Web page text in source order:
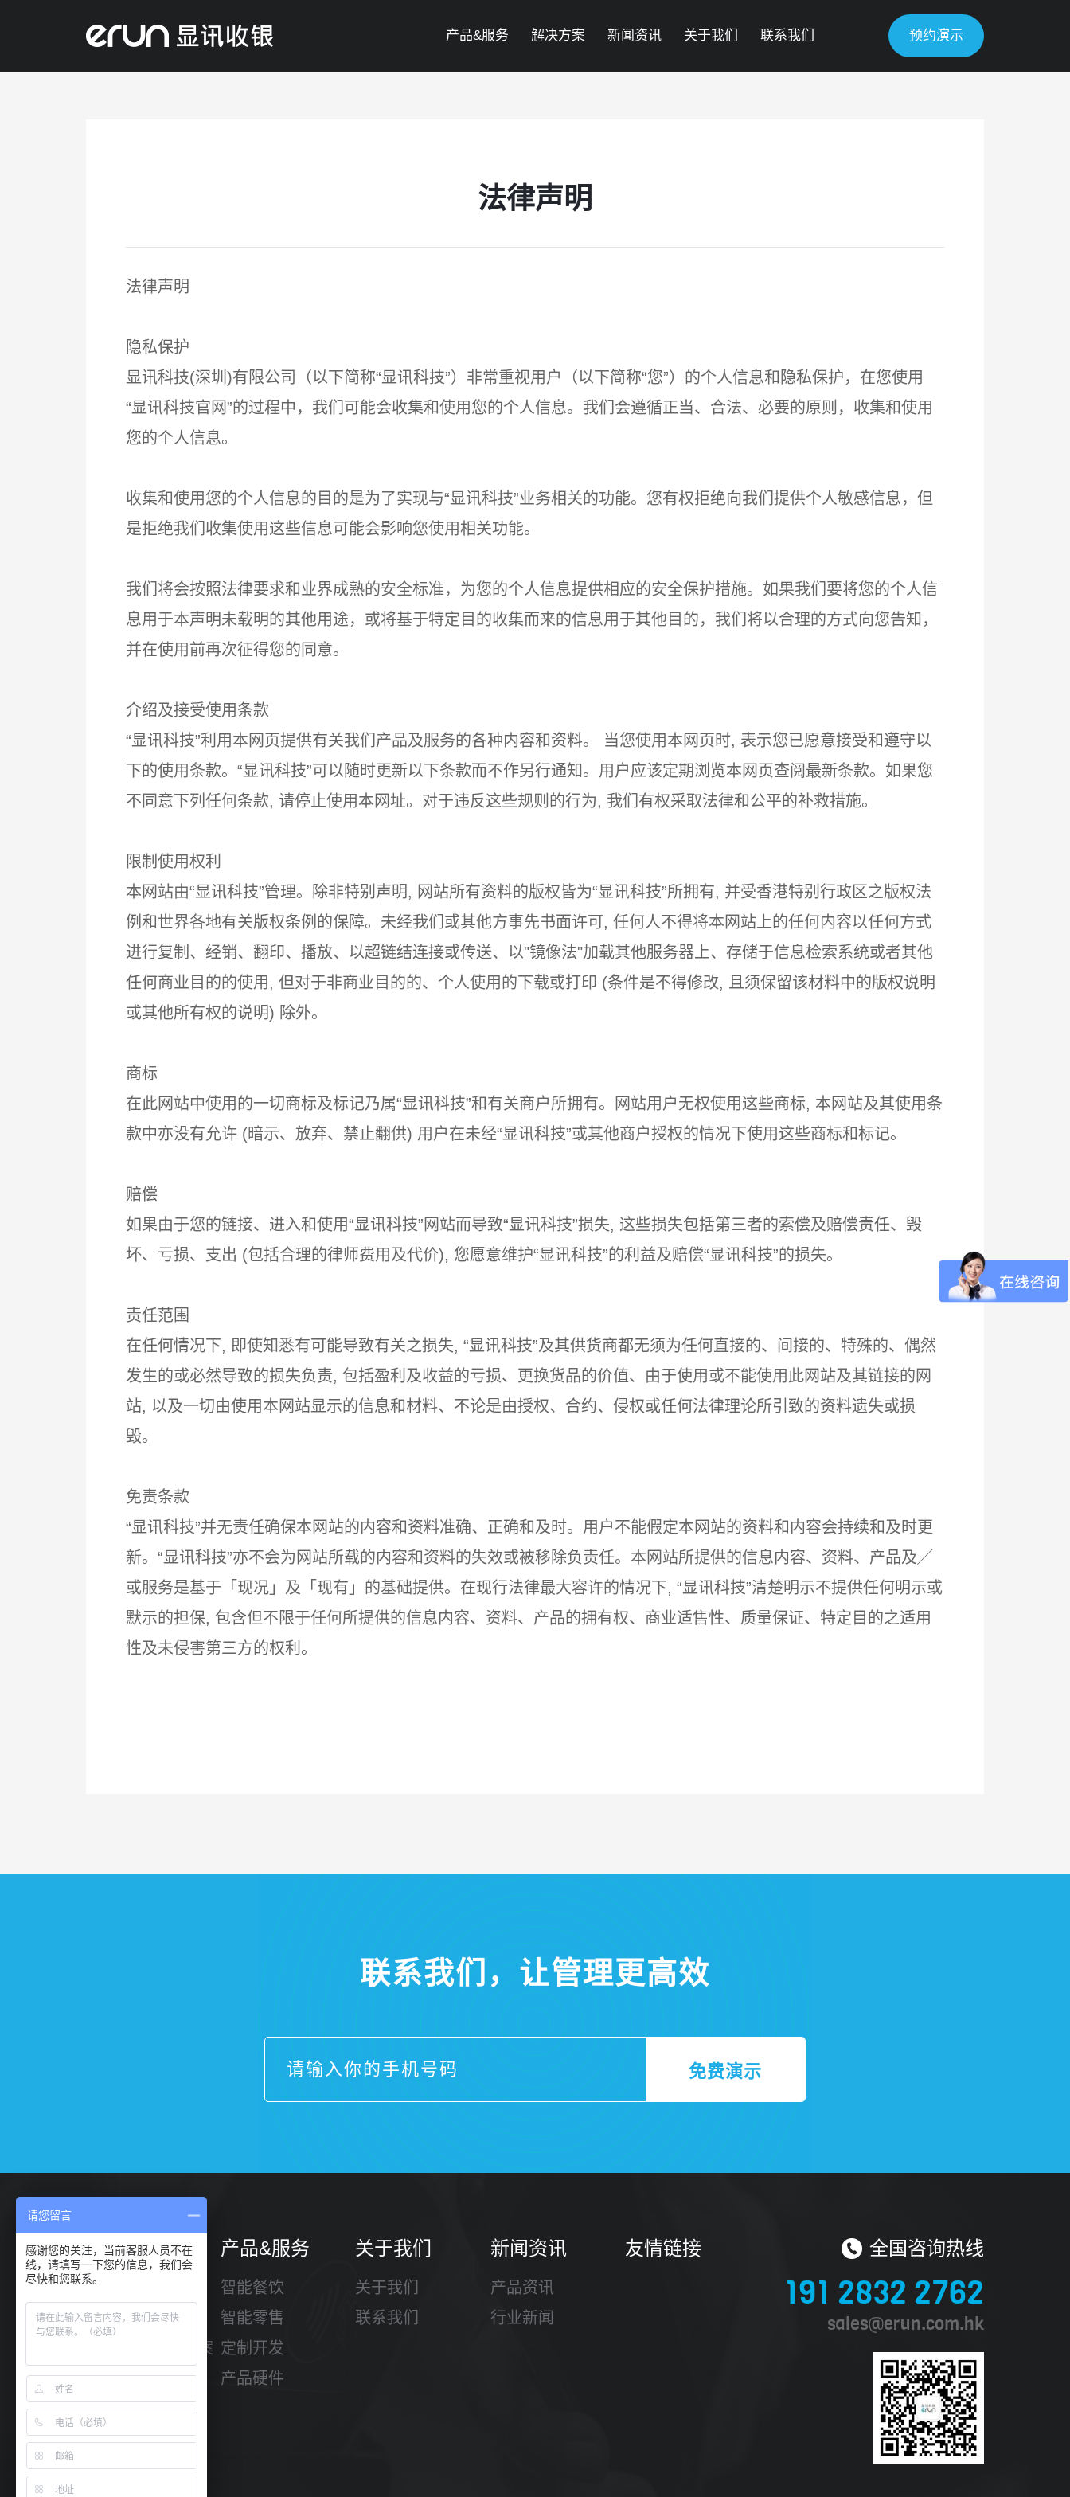
预约演示
产品&服务 解决方案 新闻资讯 关于我们 联系我们
法律声明
法律声明
隐私保护
显讯科技(深圳)有限公司（以下简称“显讯科技”）非常重视用户（以下简称“您”）的个人信息和隐私保护，在您使用
“显讯科技官网”的过程中，我们可能会收集和使用您的个人信息。我们会遵循正当、合法、必要的原则，收集和使用
您的个人信息。
收集和使用您的个人信息的目的是为了实现与“显讯科技”业务相关的功能。您有权拒绝向我们提供个人敏感信息，但
是拒绝我们收集使用这些信息可能会影响您使用相关功能。
我们将会按照法律要求和业界成熟的安全标准，为您的个人信息提供相应的安全保护措施。如果我们要将您的个人信
息用于本声明未载明的其他用途，或将基于特定目的收集而来的信息用于其他目的，我们将以合理的方式向您告知，
并在使用前再次征得您的同意。
介绍及接受使用条款
“显讯科技”利用本网页提供有关我们产品及服务的各种内容和资料。 当您使用本网页时, 表示您已愿意接受和遵守以
下的使用条款。“显讯科技”可以随时更新以下条款而不作另行通知。用户应该定期浏览本网页查阅最新条款。如果您
不同意下列任何条款, 请停止使用本网址。对于违反这些规则的行为, 我们有权采取法律和公平的补救措施。
限制使用权利
本网站由“显讯科技”管理。除非特别声明, 网站所有资料的版权皆为“显讯科技”所拥有, 并受香港特别行政区之版权法
例和世界各地有关版权条例的保障。未经我们或其他方事先书面许可, 任何人不得将本网站上的任何内容以任何方式
进行复制、经销、翻印、播放、以超链结连接或传送、以"镜像法"加载其他服务器上、存储于信息检索系统或者其他
任何商业目的的使用, 但对于非商业目的的、个人使用的下载或打印 (条件是不得修改, 且须保留该材料中的版权说明
或其他所有权的说明) 除外。
商标
在此网站中使用的一切商标及标记乃属“显讯科技”和有关商户所拥有。网站用户无权使用这些商标, 本网站及其使用条
款中亦没有允许 (暗示、放弃、禁止翻供) 用户在未经“显讯科技”或其他商户授权的情况下使用这些商标和标记。
赔偿
如果由于您的链接、进入和使用“显讯科技”网站而导致“显讯科技”损失, 这些损失包括第三者的索偿及赔偿责任、毁
坏、亏损、支出 (包括合理的律师费用及代价), 您愿意维护“显讯科技”的利益及赔偿“显讯科技”的损失。
责任范围
在任何情况下, 即使知悉有可能导致有关之损失, “显讯科技”及其供货商都无须为任何直接的、间接的、特殊的、偶然
发生的或必然导致的损失负责, 包括盈利及收益的亏损、更换货品的价值、由于使用或不能使用此网站及其链接的网
站, 以及一切由使用本网站显示的信息和材料、不论是由授权、合约、侵权或任何法律理论所引致的资料遗失或损
毁。
免责条款
“显讯科技”并无责任确保本网站的内容和资料准确、正确和及时。用户不能假定本网站的资料和内容会持续和及时更
新。“显讯科技”亦不会为网站所载的内容和资料的失效或被移除负责任。本网站所提供的信息内容、资料、产品及╱
或服务是基于「现况」及「现有」的基础提供。在现行法律最大容许的情况下, “显讯科技”清楚明示不提供任何明示或
默示的担保, 包含但不限于任何所提供的信息内容、资料、产品的拥有权、商业适售性、质量保证、特定目的之适用
性及未侵害第三方的权利。
联系我们，让管理更高效
解决方案
餐饮解决方案
零售解决方案
微小企业解决方案
产品&服务
智能餐饮
智能零售
定制开发
产品硬件
关于我们
关于我们
联系我们
新闻资讯
产品资讯
行业新闻
友情链接 全国咨询热线
191 2832 2762
sales@erun.com.hk
请您留言
感谢您的关注，当前客服人员不在
线，请填写一下您的信息，我们会
尽快和您联系。